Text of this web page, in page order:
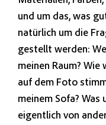
und um das, was
natürlich um die
gestellt werden:
meinen Raum? Wie
auf dem Foto
meinem Sofa?
eigentlich von